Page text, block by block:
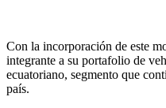
Con la incorporación de este
integrante a su portafolio de
ecuatoriano, segmento que
país.